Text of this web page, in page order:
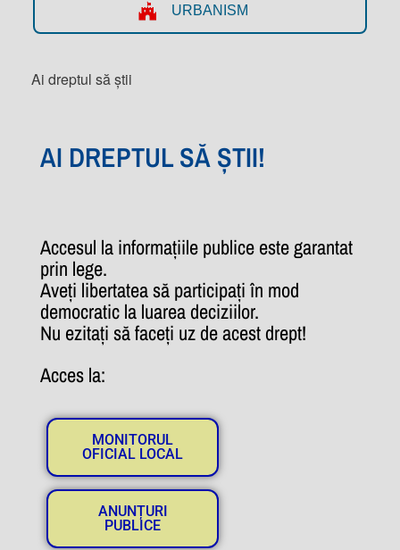
URBANISM
Ai dreptul să știi
AI DREPTUL SĂ ȘTII!
Accesul la informațiile publice este garantat
prin lege.
Aveți libertatea să participați în mod
democratic la luarea deciziilor.
Nu ezitați să faceți uz de acest drept!
Acces la:
MONITORUL
OFICIAL LOCAL
ANUNȚURI
PUBLICE